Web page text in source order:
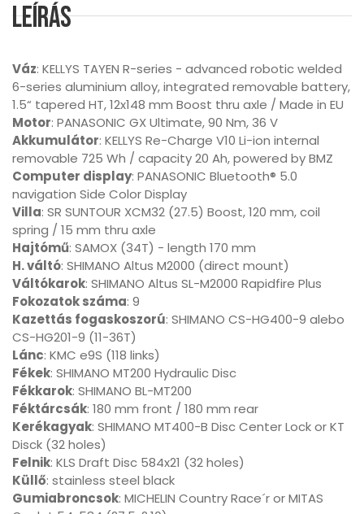
Leírás
Váz: KELLYS TAYEN R-series - advanced robotic welded
6-series aluminium alloy, integrated removable battery,
1.5“ tapered HT, 12x148 mm Boost thru axle / Made in EU
Motor: PANASONIC GX Ultimate, 90 Nm, 36 V
Akkumulátor: KELLYS Re-Charge V10 Li-ion internal
removable 725 Wh / capacity 20 Ah, powered by BMZ
Computer display: PANASONIC Bluetooth® 5.0
navigation Side Color Display
Villa: SR SUNTOUR XCM32 (27.5) Boost, 120 mm, coil
spring / 15 mm thru axle
Hajtómű: SAMOX (34T) - length 170 mm
H. váltó: SHIMANO Altus M2000 (direct mount)
Váltókarok: SHIMANO Altus SL-M2000 Rapidfire Plus
Fokozatok száma: 9
Kazettás fogaskoszorú: SHIMANO CS-HG400-9 alebo
CS-HG201-9 (11-36T)
Lánc: KMC e9S (118 links)
Fékek: SHIMANO MT200 Hydraulic Disc
Fékkarok: SHIMANO BL-MT200
Féktárcsák: 180 mm front / 180 mm rear
Kerékagyak: SHIMANO MT400-B Disc Center Lock or KT
Disck (32 holes)
Felnik: KLS Draft Disc 584x21 (32 holes)
Küllő: stainless steel black
Gumiabroncsok: MICHELIN Country Race´r or MITAS